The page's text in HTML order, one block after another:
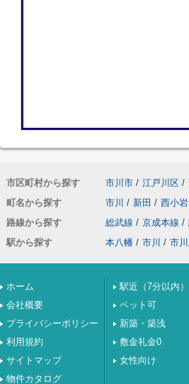
市区町村から探す 市川市 / 江戸川区 /
町名から探す
市川 / 新田 / 西小岩
路線から探す
総武線 / 京成本線 /
駅から探す
本八幡 / 市川 / 市
ホーム
会社概要
プライバシーポリシー
利用規約
サイトマップ
物件カタログ
駅近（7分以内）
ペット可
新築・築浅
敷金礼金0
女性向け